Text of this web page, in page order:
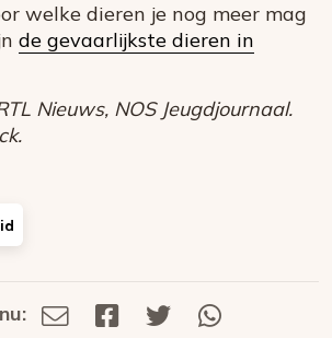
welke dieren je nog meer mag
de gevaarlijkste dieren in
Nieuws, NOS Jeugdjournaal.
Deel
Deel
Deel